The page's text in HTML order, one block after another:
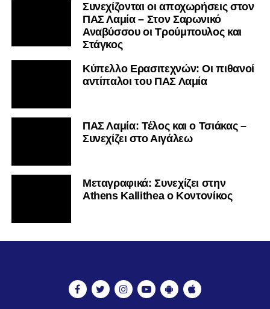
Συνεχίζονται οι αποχωρήσεις στον
ΠΑΣ Λαμία – Στον Σαρωνικό
Αναβύσσου οι Τρούμπουλος και
Στάγκος
Κύπελλο Ερασιτεχνών: Οι πιθανοί
αντίπαλοι του ΠΑΣ Λαμία
ΠΑΣ Λαμία: Τέλος και ο Τσιάκας –
Συνεχίζει στο Αιγάλεω
Mεταγραφικά: Συνεχίζει στην
Athens Kallithea ο Κοντονίκος